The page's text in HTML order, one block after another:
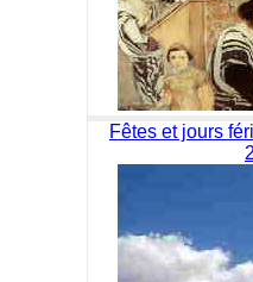
Fêtes et jours